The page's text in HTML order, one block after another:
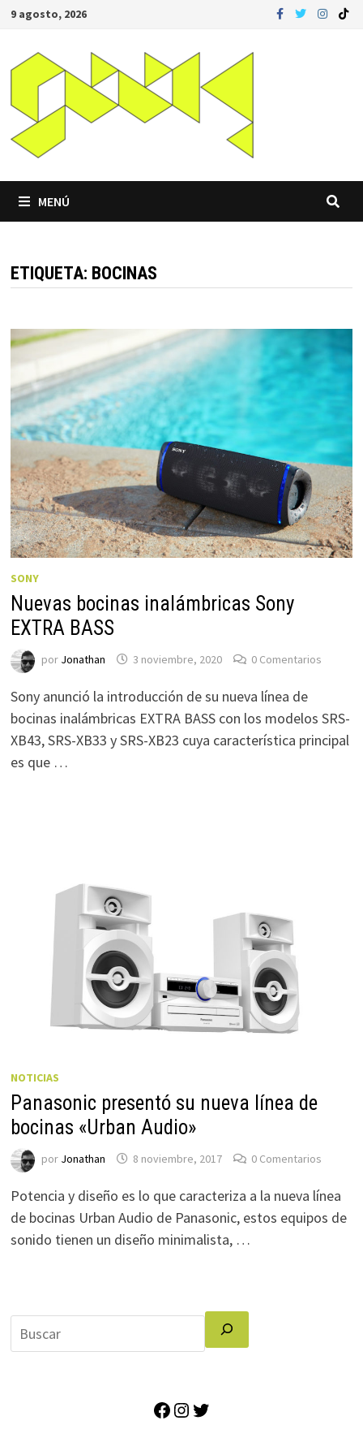
Saltar
contenido
9 agosto, 2026
MENÚ
ETIQUETA: BOCINAS
SONY
Nuevas bocinas inalámbricas Sony
EXTRA BASS
por Jonathan 3 noviembre, 2020 0 Comentarios
Sony anunció la introducción de su nueva línea de
bocinas inalámbricas EXTRA BASS con los modelos SRS-
XB43, SRS-XB33 y SRS-XB23 cuya característica principal
es que …
NOTICIAS
Panasonic presentó su nueva línea de
bocinas «Urban Audio»
por Jonathan 8 noviembre, 2017 0 Comentarios
Potencia y diseño es lo que caracteriza a la nueva línea
de bocinas Urban Audio de Panasonic, estos equipos de
sonido tienen un diseño minimalista, …
Facebook
Instagram